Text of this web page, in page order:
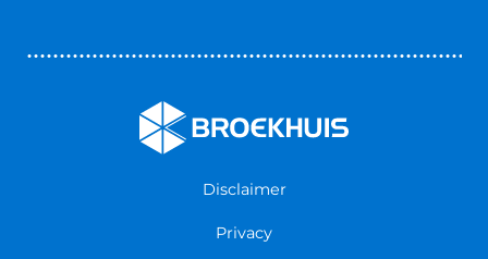
Nieuws & Blogs
Algemene voorwaarden
Disclaimer
Privacy